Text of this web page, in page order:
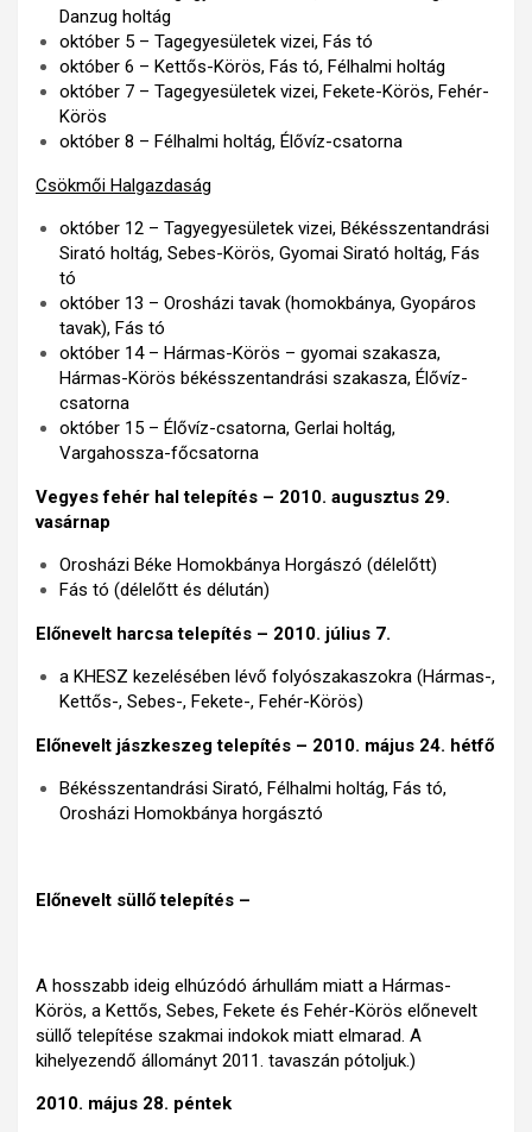
Danzug holtág
október 5 – Tagegyesületek vizei, Fás tó
október 6 – Kettős-Körös, Fás tó, Félhalmi holtág
október 7 – Tagegyesületek vizei, Fekete-Körös, Fehér-
Körös
október 8 – Félhalmi holtág, Élővíz-csatorna
Csökmői Halgazdaság
október 12 – Tagyegyesületek vizei, Békésszentandrási
Sirató holtág, Sebes-Körös, Gyomai Sirató holtág, Fás
tó
október 13 – Orosházi tavak (homokbánya, Gyopáros
tavak), Fás tó
október 14 – Hármas-Körös – gyomai szakasza,
Hármas-Körös békésszentandrási szakasza, Élővíz-
csatorna
október 15 – Élővíz-csatorna, Gerlai holtág,
Vargahossza-főcsatorna
Vegyes fehér hal telepítés – 2010. augusztus 29.
vasárnap
Orosházi Béke Homokbánya Horgászó (délelőtt)
Fás tó (délelőtt és délután)
Előnevelt harcsa telepítés – 2010. július 7.
a KHESZ kezelésében lévő folyószakaszokra (Hármas-,
Kettős-, Sebes-, Fekete-, Fehér-Körös)
Előnevelt jászkeszeg telepítés – 2010. május 24. hétfő
Békésszentandrási Sirató, Félhalmi holtág, Fás tó,
Orosházi Homokbánya horgásztó
Előnevelt süllő telepítés –
A hosszabb ideig elhúzódó árhullám miatt a Hármas-
Körös, a Kettős, Sebes, Fekete és Fehér-Körös előnevelt
süllő telepítése szakmai indokok miatt elmarad. A
kihelyezendő állományt 2011. tavaszán pótoljuk.)
2010. május 28. péntek